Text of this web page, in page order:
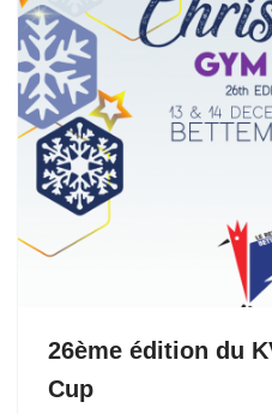
26ème édition du
Cup